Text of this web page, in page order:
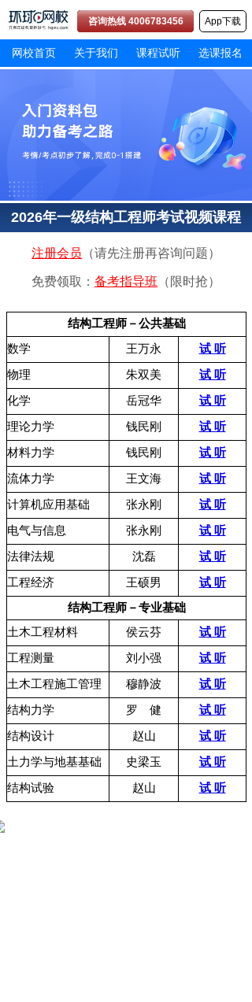
咨询热线 4006783456 App下载
网校首页 关于我们 课程试听 选课报名
2026年一级结构工程师考试视频课程
注册会员 （请先注册再咨询问题）
免费领取： 备考指导班 （限时抢）